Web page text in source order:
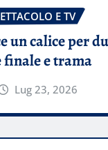
E TV
un calice per
finale e trama
Lug 23, 2026